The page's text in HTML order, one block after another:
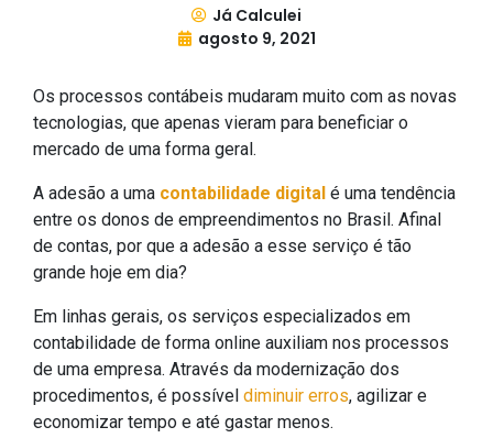
Já Calculei
agosto 9, 2021
Os processos contábeis mudaram muito com as novas
tecnologias, que apenas vieram para beneficiar o
mercado de uma forma geral.
A adesão a uma contabilidade digital é uma tendência
entre os donos de empreendimentos no Brasil. Afinal
de contas, por que a adesão a esse serviço é tão
grande hoje em dia?
Em linhas gerais, os serviços especializados em
contabilidade de forma online auxiliam nos processos
de uma empresa. Através da modernização dos
procedimentos, é possível diminuir erros, agilizar e
economizar tempo e até gastar menos.